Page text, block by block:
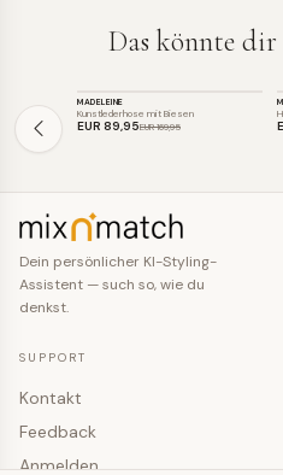
Das könnte dir
SALE
MADELEINE
Kunstlederhose mit Biesen
EUR 89,95EUR 169,95
Dein persönlicher KI-Styling-
Assistent — such so, wie du
denkst.
SUPPORT
Kontakt
Feedback
Anmelden